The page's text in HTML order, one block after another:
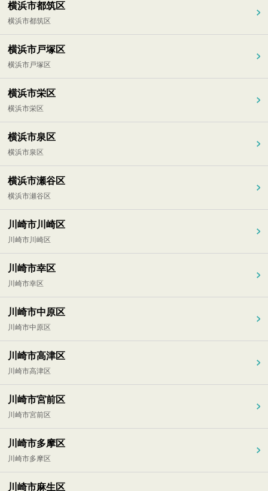
横浜市都筑区
横浜市都筑区
横浜市戸塚区
横浜市戸塚区
横浜市栄区
横浜市栄区
横浜市泉区
横浜市泉区
横浜市瀬谷区
横浜市瀬谷区
川崎市川崎区
川崎市川崎区
川崎市幸区
川崎市幸区
川崎市中原区
川崎市中原区
川崎市高津区
川崎市高津区
川崎市宮前区
川崎市宮前区
川崎市多摩区
川崎市多摩区
川崎市麻生区